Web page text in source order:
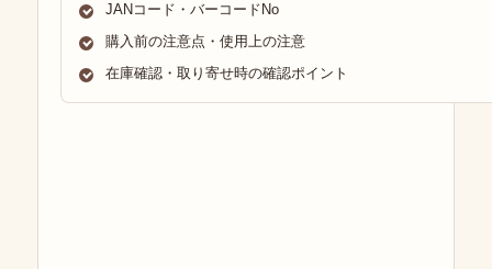
JANコード・バーコードNo
購入前の注意点・使用上の注意
在庫確認・取り寄せ時の確認ポイント